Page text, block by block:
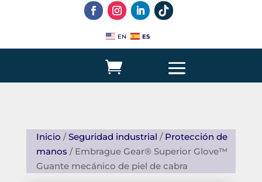
EN ES
Inicio /Seguridad industrial / Protección de
manos / Embrague Gear® Superior Glove™
Guante mecánico de piel de cabra